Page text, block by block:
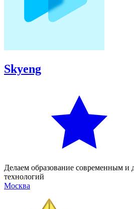
Skyeng
Делаем образование современным
технологий
Москва